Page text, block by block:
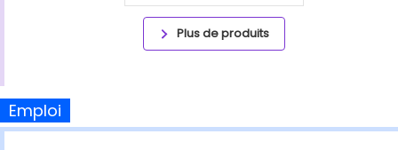
Plus de produits
Emploi